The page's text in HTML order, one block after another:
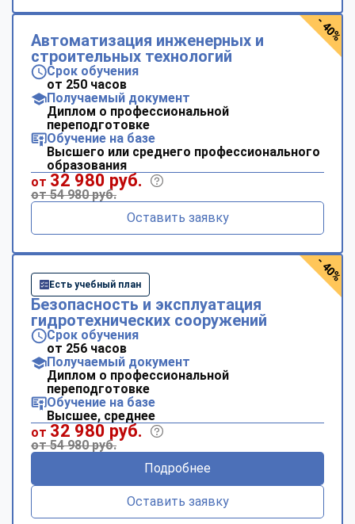
Автоматизация инженерных и
строительных технологий
Срок обучения
от 250 часов
Получаемый документ
Диплом о профессиональной
переподготовке
Обучение на базе
Высшего или среднего профессионального
образования
от 32 980 руб.
от 54 980 руб.
Оставить заявку
- 40%
Есть учебный план
Безопасность и эксплуатация
гидротехнических сооружений
Срок обучения
от 256 часов
Получаемый документ
Диплом о профессиональной
переподготовке
Обучение на базе
Высшее, среднее
от 32 980 руб.
от 54 980 руб.
Подробнее
Оставить заявку
- 40%